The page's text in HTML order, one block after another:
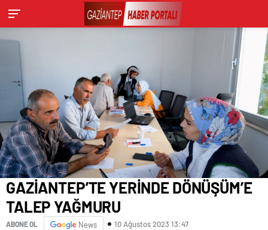
GAZİANTEP’TE YERİNDE DÖNÜŞÜM’E
TALEP YAĞMURU
ABONE OL News 10 Ağustos 2023 13:47